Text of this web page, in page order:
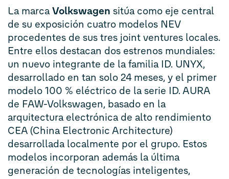
La marcaVolkswagen sitúa como eje central
de su exposición cuatro modelos NEV
procedentes de sus tres joint ventures locales.
Entre ellos destacan dos estrenos mundiales:
un nuevo integrante de la familia ID. UNYX,
desarrollado en tan solo 24 meses, y el primer
modelo 100 % eléctrico de la serie ID. AURA
de FAW-Volkswagen, basado en la
arquitectura electrónica de alto rendimiento
CEA (China Electronic Architecture)
desarrollada localmente por el grupo. Estos
modelos incorporan además la última
generación de tecnologías inteligentes,